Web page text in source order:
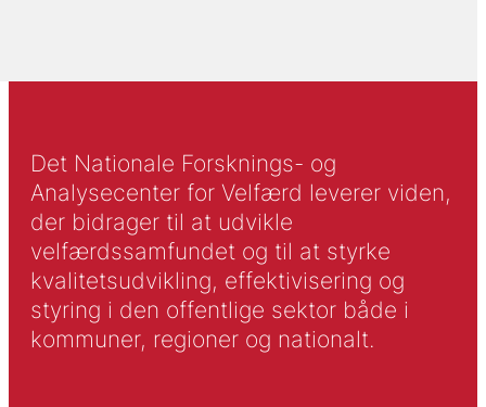
Det Nationale Forsknings- og
Analysecenter for Velfærd leverer viden,
der bidrager til at udvikle
velfærdssamfundet og til at styrke
kvalitetsudvikling, effektivisering og
styring i den offentlige sektor både i
kommuner, regioner og nationalt.